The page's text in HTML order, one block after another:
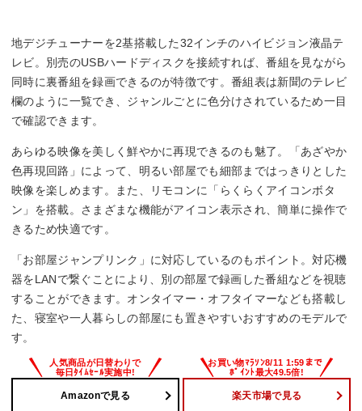
733x478x184 mm
地デジチューナーを2基搭載した32インチのハイビジョン液晶テ
レビ。別売のUSBハードディスクを接続すれば、番組を見ながら
同時に裏番組を録画できるのが特徴です。番組表は新聞のテレビ
欄のように一覧でき、ジャンルごとに色分けされているため一目
で確認できます。
あらゆる映像を美しく鮮やかに再現できるのも魅了。「あざやか
色再現回路」によって、明るい部屋でも細部まではっきりとした
映像を楽しめます。また、リモコンに「らくらくアイコンボタ
ン」を搭載。さまざまな機能がアイコン表示され、簡単に操作で
きるため快適です。
「お部屋ジャンプリンク」に対応しているのもポイント。対応機
器をLANで繋ぐことにより、別の部屋で録画した番組などを視聴
することができます。オンタイマー・オフタイマーなども搭載し
た、寝室や一人暮らしの部屋にも置きやすいおすすめのモデルで
す。
Amazonで見る 楽天市場で見る